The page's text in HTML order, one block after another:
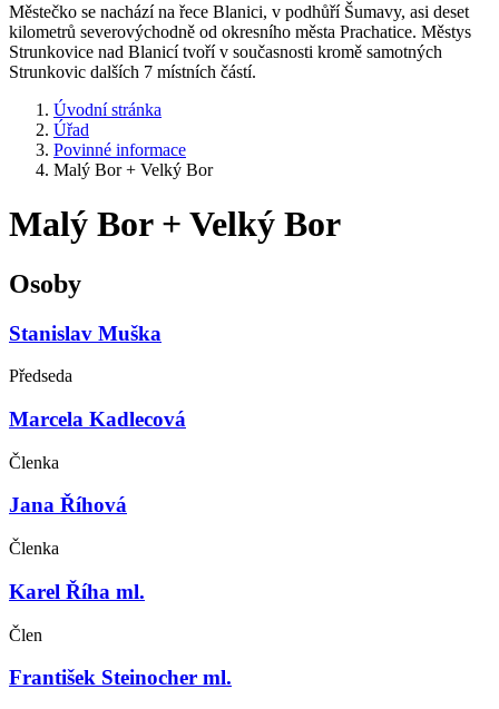
Městečko se nachází na řece Blanici, v podhůří Šumavy, asi deset
kilometrů severovýchodně od okresního města Prachatice. Městys
Strunkovice nad Blanicí tvoří v současnosti kromě samotných
Strunkovic dalších 7 místních částí.
Úvodní stránka
Úřad
Povinné informace
Malý Bor + Velký Bor
Malý Bor + Velký Bor
Osoby
Stanislav Muška
Předseda
Marcela Kadlecová
Členka
Jana Říhová
Členka
Karel Říha ml.
Člen
František Steinocher ml.